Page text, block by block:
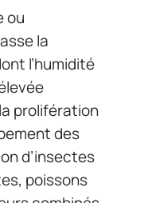
ou
la
l’humidité
prolifération
des
d’insectes
poissons